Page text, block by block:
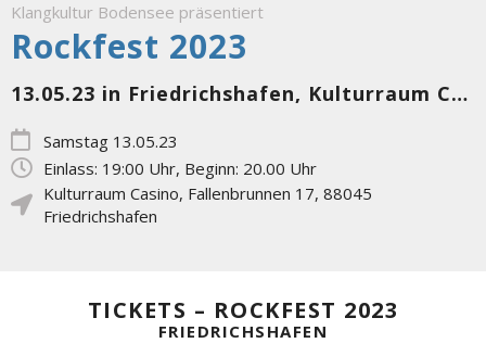
Klangkultur Bodensee präsentiert
Rockfest 2023
13.05.23 in Friedrichshafen, Kulturraum Casino
Samstag 13.05.23
Einlass: 19:00 Uhr, Beginn: 20.00 Uhr
Kulturraum Casino, Fallenbrunnen 17, 88045
Friedrichshafen
TICKETS – ROCKFEST 2023
FRIEDRICHSHAFEN